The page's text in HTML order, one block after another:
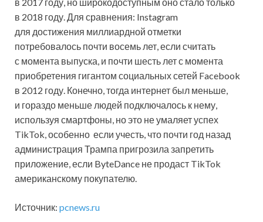
в 2018 году. Для сравнения: Instagram
для достижения миллиардной отметки
потребовалось почти восемь лет, если считать
с момента выпуска, и почти шесть лет с момента
приобретения гигантом социальных сетей Facebook
в 2012 году. Конечно, тогда интернет был меньше,
и гораздо меньше людей подключалось к нему,
используя смартфоны, но это не умаляет успех
TikTok, особенно если учесть, что почти год назад
администрация Трампа пригрозила запретить
приложение, если ByteDance не продаст TikTok
американскому покупателю.
Источник: pcnews.ru